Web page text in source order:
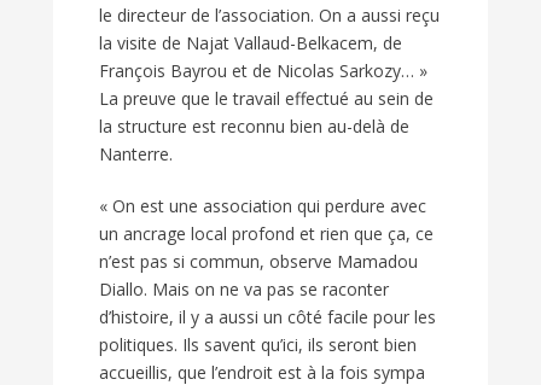
le directeur de l’association. On a aussi reçu
la visite de Najat Vallaud-Belkacem, de
François Bayrou et de Nicolas Sarkozy… »
La preuve que le travail effectué au sein de
la structure est reconnu bien au-delà de
Nanterre.
« On est une association qui perdure avec
un ancrage local profond et rien que ça, ce
n’est pas si commun, observe Mamadou
Diallo. Mais on ne va pas se raconter
d’histoire, il y a aussi un côté facile pour les
politiques. Ils savent qu’ici, ils seront bien
accueillis, que l’endroit est à la fois sympa